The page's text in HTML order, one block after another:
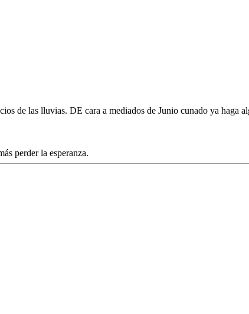
de las lluvias. DE cara a mediados de Junio cunado ya haga
perder la esperanza.